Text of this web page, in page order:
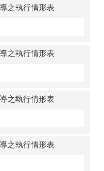
之執行情形表
之執行情形表
之執行情形表
之執行情形表